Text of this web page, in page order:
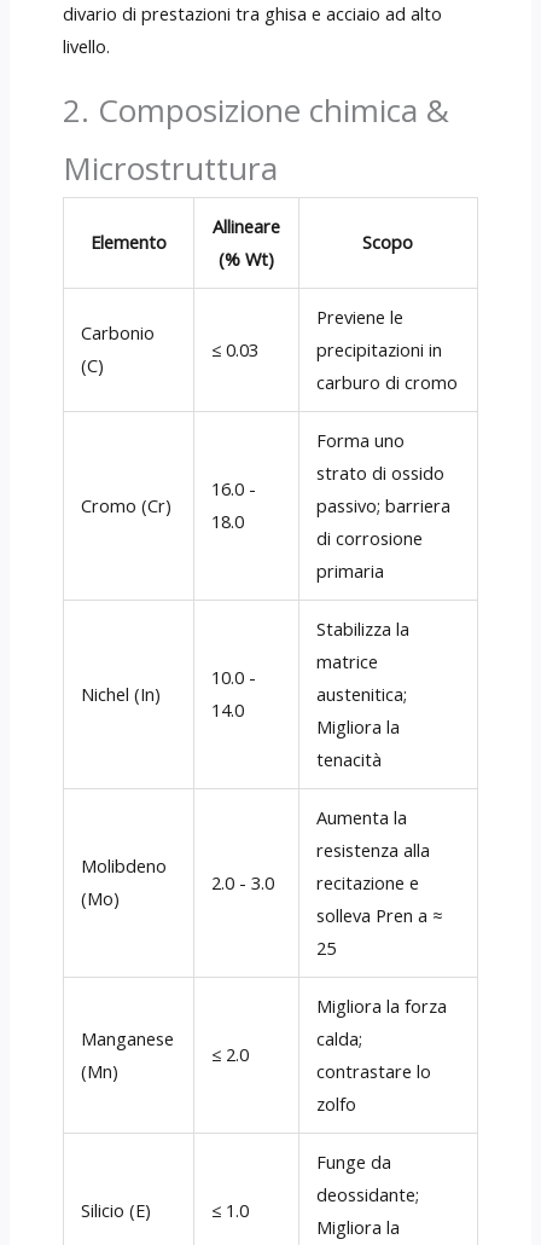
divario di prestazioni tra ghisa e acciaio ad alto
livello.
2. Composizione chimica &
Microstruttura
Elemento
Allineare
(% Wt)
Scopo
Carbonio
(C)
≤ 0.03
Previene le
precipitazioni in
carburo di cromo
Cromo (Cr)
16.0 -
18.0
Forma uno
strato di ossido
passivo; barriera
di corrosione
primaria
Nichel (In)
10.0 -
14.0
Stabilizza la
matrice
austenitica;
Migliora la
tenacità
Molibdeno
(Mo)
2.0 - 3.0
Aumenta la
resistenza alla
recitazione e
solleva Pren a ≈
25
Manganese
(Mn)
≤ 2.0
Migliora la forza
calda;
contrastare lo
zolfo
Silicio (E) ≤ 1.0
Funge da
deossidante;
Migliora la